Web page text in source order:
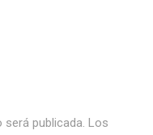
publicada. Los